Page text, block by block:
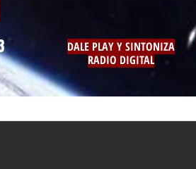
DALE PLAY Y SINTONIZA
RADIO DIGITAL